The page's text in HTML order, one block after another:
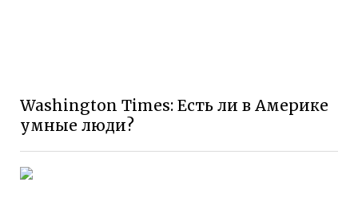
Washington Times: Есть ли в Америке
умные люди?